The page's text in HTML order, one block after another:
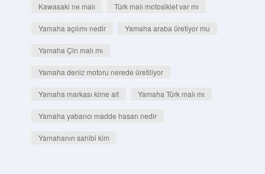
Kawasaki ne malı Türk malı motosiklet var mı
Yamaha açılımı nedir Yamaha araba üretiyor mu
Yamaha Çin malı mı
Yamaha deniz motoru nerede üretiliyor
Yamaha markası kime ait Yamaha Türk malı mı
Yamaha yabancı madde hasarı nedir
Yamahanın sahibi kim